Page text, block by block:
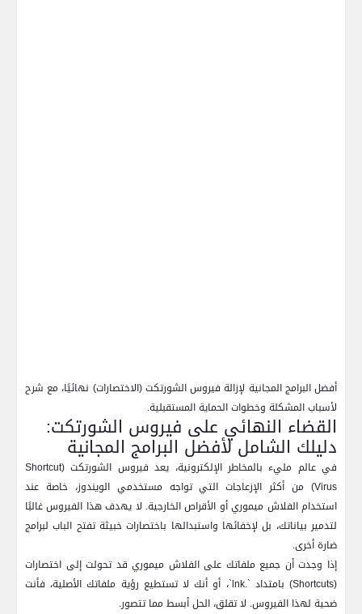
أفضل البرامج المجانية لإزالة فيروس الشورتكت (الاختصارات) نهائيًا، مع شرح
لأسباب المشكلة وخطوات الحماية المستقبلية.
القضاء النهائي على فيروس الشورتكت:
دليلك الشامل لأفضل البرامج المجانية
في عالم مليء بالمخاطر الإلكترونية، يعد فيروس الشورتكت (Shortcut
Virus) من أكثر الإزعاجات التي تواجه مستخدمي الويندوز، خاصة عند
استخدام الفلاش ميموري أو الأقراص الخارجية. لا يهدف هذا الفيروس غالبًا
لتدمير بياناتك، بل لإخفائها واستبدالها باختصارات خبيثة تفتح الباب لبرامج
ضارة أخرى.
إذا وجدت أن جميع ملفاتك على الفلاش ميموري قد تحولت إلى اختصارات
(
Shortcuts) بامتداد `.lnk`، أو أنك لا تستطيع رؤية ملفاتك الأصلية، فأنت
ضحية لهذا الفيروس. لا تقلق، الحل أبسط مما تتصور.